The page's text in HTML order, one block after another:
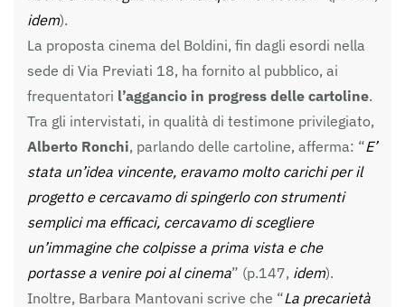
idem).
La proposta cinema del Boldini, fin dagli esordi nella
sede di Via Previati 18, ha fornito al pubblico, ai
frequentatori l’aggancio in progress delle cartoline.
Tra gli intervistati, in qualità di testimone privilegiato,
Alberto Ronchi, parlando delle cartoline, afferma: “E’
stata un’idea vincente, eravamo molto carichi per il
progetto e cercavamo di spingerlo con strumenti
semplici ma efficaci, cercavamo di scegliere
un’immagine che colpisse a prima vista e che
portasse a venire poi al cinema” (p.147, idem).
Inoltre, Barbara Mantovani scrive che “La precarietà